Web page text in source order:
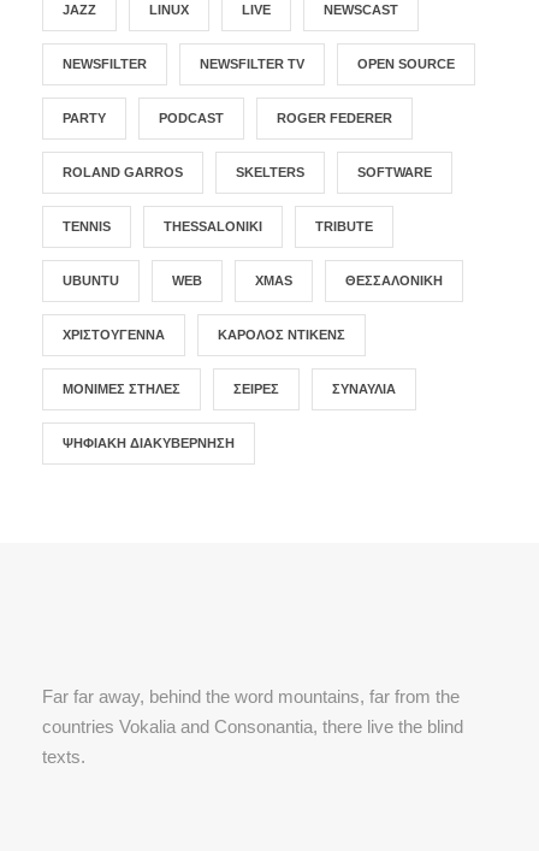
JAZZ LINUX LIVE NEWSCAST
NEWSFILTER NEWSFILTER TV OPEN SOURCE
PARTY PODCAST ROGER FEDERER
ROLAND GARROS SKELTERS SOFTWARE
TENNIS THESSALONIKI TRIBUTE
UBUNTU WEB XMAS ΘΕΣΣΑΛΟΝΊΚΗ
ΧΡΙΣΤΟΎΓΕΝΝΑ ΚΆΡΟΛΟΣ ΝΤΊΚΕΝΣ
ΜΌΝΙΜΕΣ ΣΤΉΛΕΣ ΣΕΙΡΈΣ ΣΥΝΑΥΛΊΑ
ΨΗΦΙΑΚΉ ΔΙΑΚΥΒΈΡΝΗΣΗ
Far far away, behind the word mountains, far from the
countries Vokalia and Consonantia, there live the blind
texts.